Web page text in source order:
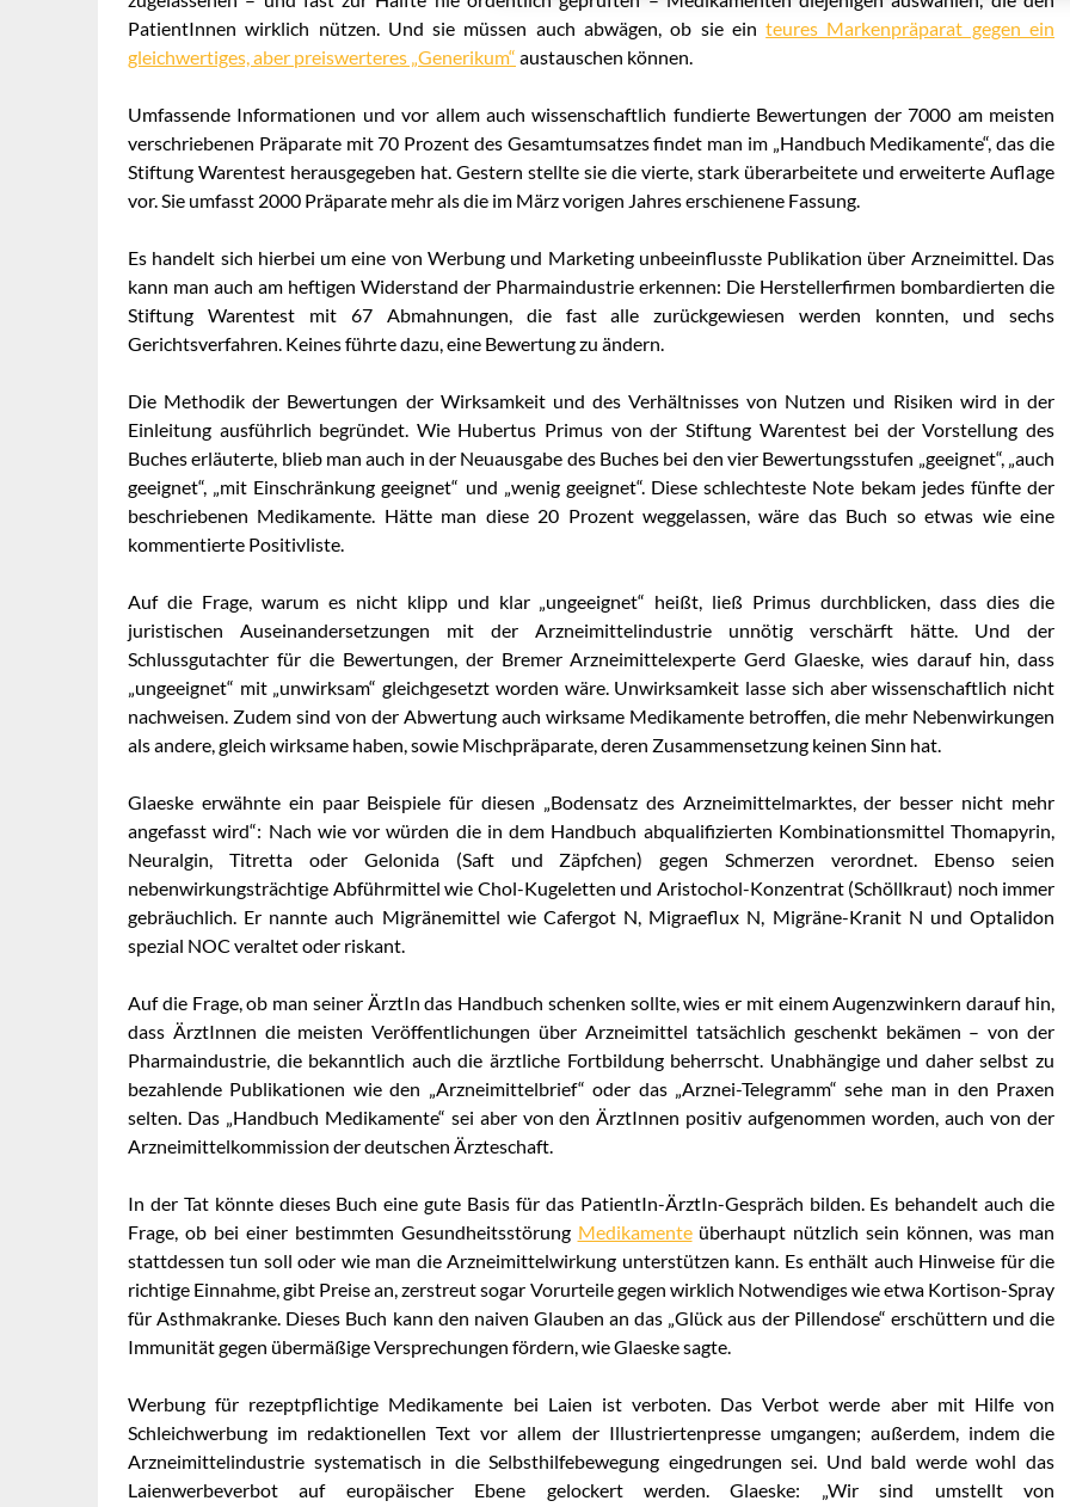
PatientInnen wirklich nützen. Und sie müssen auch abwägen, ob sie einteures Markenpräparat gegen ein
gleichwertiges, aber preiswerteres „Generikum“ austauschen können.
Umfassende Informationen und vor allem auch wissenschaftlich fundierte Bewertungen der 7000 am meisten
verschriebenen Präparate mit 70 Prozent des Gesamtumsatzes findet man im „Handbuch Medikamente“, das die
Stiftung Warentest herausgegeben hat. Gestern stellte sie die vierte, stark überarbeitete und erweiterte Auflage
vor. Sie umfasst 2000 Präparate mehr als die im März vorigen Jahres erschienene Fassung.
Es handelt sich hierbei um eine von Werbung und Marketing unbeeinflusste Publikation über Arzneimittel. Das
kann man auch am heftigen Widerstand der Pharmaindustrie erkennen: Die Herstellerfirmen bombardierten die
Stiftung Warentest mit 67 Abmahnungen, die fast alle zurückgewiesen werden konnten, und sechs
Gerichtsverfahren. Keines führte dazu, eine Bewertung zu ändern.
Die Methodik der Bewertungen der Wirksamkeit und des Verhältnisses von Nutzen und Risiken wird in der
Einleitung ausführlich begründet. Wie Hubertus Primus von der Stiftung Warentest bei der Vorstellung des
Buches erläuterte, blieb man auch in der Neuausgabe des Buches bei den vier Bewertungsstufen „geeignet“, „auch
geeignet“, „mit Einschränkung geeignet“ und „wenig geeignet“. Diese schlechteste Note bekam jedes fünfte der
beschriebenen Medikamente. Hätte man diese 20 Prozent weggelassen, wäre das Buch so etwas wie eine
kommentierte Positivliste.
Auf die Frage, warum es nicht klipp und klar „ungeeignet“ heißt, ließ Primus durchblicken, dass dies die
juristischen Auseinandersetzungen mit der Arzneimittelindustrie unnötig verschärft hätte. Und der
Schlussgutachter für die Bewertungen, der Bremer Arzneimittelexperte Gerd Glaeske, wies darauf hin, dass
„ungeeignet“ mit „unwirksam“ gleichgesetzt worden wäre. Unwirksamkeit lasse sich aber wissenschaftlich nicht
nachweisen. Zudem sind von der Abwertung auch wirksame Medikamente betroffen, die mehr Nebenwirkungen
als andere, gleich wirksame haben, sowie Mischpräparate, deren Zusammensetzung keinen Sinn hat.
Glaeske erwähnte ein paar Beispiele für diesen „Bodensatz des Arzneimittelmarktes, der besser nicht mehr
angefasst wird“: Nach wie vor würden die in dem Handbuch abqualifizierten Kombinationsmittel Thomapyrin,
Neuralgin, Titretta oder Gelonida (Saft und Zäpfchen) gegen Schmerzen verordnet. Ebenso seien
nebenwirkungsträchtige Abführmittel wie Chol-Kugeletten und Aristochol-Konzentrat (Schöllkraut) noch immer
gebräuchlich. Er nannte auch Migränemittel wie Cafergot N, Migraeflux N, Migräne-Kranit N und Optalidon
spezial NOC veraltet oder riskant.
Auf die Frage, ob man seiner ÄrztIn das Handbuch schenken sollte, wies er mit einem Augenzwinkern darauf hin,
dass ÄrztInnen die meisten Veröffentlichungen über Arzneimittel tatsächlich geschenkt bekämen – von der
Pharmaindustrie, die bekanntlich auch die ärztliche Fortbildung beherrscht. Unabhängige und daher selbst zu
bezahlende Publikationen wie den „Arzneimittelbrief“ oder das „Arznei-Telegramm“ sehe man in den Praxen
selten. Das „Handbuch Medikamente“ sei aber von den ÄrztInnen positiv aufgenommen worden, auch von der
Arzneimittelkommission der deutschen Ärzteschaft.
In der Tat könnte dieses Buch eine gute Basis für das PatientIn-ÄrztIn-Gespräch bilden. Es behandelt auch die
Frage, ob bei einer bestimmten Gesundheitsstörung Medikamenteüberhaupt nützlich sein können, was man
stattdessen tun soll oder wie man die Arzneimittelwirkung unterstützen kann. Es enthält auch Hinweise für die
richtige Einnahme, gibt Preise an, zerstreut sogar Vorurteile gegen wirklich Notwendiges wie etwa Kortison-Spray
für Asthmakranke. Dieses Buch kann den naiven Glauben an das „Glück aus der Pillendose“ erschüttern und die
Immunität gegen übermäßige Versprechungen fördern, wie Glaeske sagte.
Werbung für rezeptpflichtige Medikamente bei Laien ist verboten. Das Verbot werde aber mit Hilfe von
Schleichwerbung im redaktionellen Text vor allem der Illustriertenpresse umgangen; außerdem, indem die
Arzneimittelindustrie systematisch in die Selbsthilfebewegung eingedrungen sei. Und bald werde wohl das
Laienwerbeverbot auf europäischer Ebene gelockert werden. Glaeske: „Wir sind umstellt von